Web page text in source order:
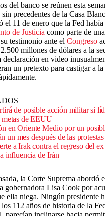
del banco se reúnen esta
precedentes de la Casa
el 11 de enero que la Fed
de Justicia como parte de
testimonio ante el Congreso
millones de dólares a la
declaración en video
un pretexto para castigar a
de posible acción militar si
metas de EEUU
en Oriente Medio por un
un mes después de las protestas
a Irak contra el regreso del
influencia de Irán
la Corte Suprema abordó
gobernadora Lisa Cook por
ella niega. Ningún presidente
112 años de historia de la